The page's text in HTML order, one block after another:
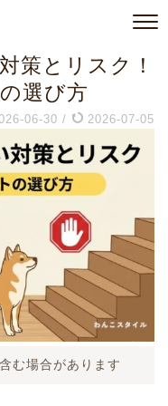
策とリスク！
選び方
06-30 / 2026-07-05
む場合があります